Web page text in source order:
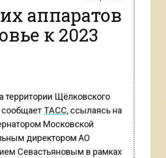
аппаратов
к 2023
территории Щёлковского
сообщаетТАСС , ссылаясь на
Московской
директором АО
Севастьяновым в рамках